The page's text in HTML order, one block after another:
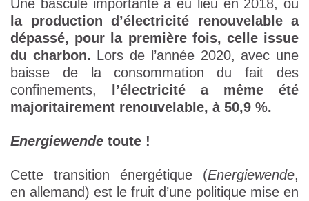
Une bascule importante a eu lieu en 2018, où
la production d’électricité renouvelable a
dépassé, pour la première fois, celle issue
du charbon. Lors de l’année 2020, avec une
baisse de la consommation du fait des
confinements,
l’électricité a même été
majoritairement renouvelable, à 50,9 %.
Energiewende toute !
Cette transition énergétique (Energiewende,
en allemand) est le fruit d’une politique mise en